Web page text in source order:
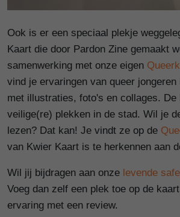
Ook is er een speciaal plekje
Kaart die door Pardon Zine gemaakt
samenwerking met onze eigen
vind je ervaringen van queer
met illustraties, foto's en collages. De
veilige(re) plekken in de stad. Wil je
lezen? Dat kan! Je vindt ze op de
van Kwier Kaart is te herkennen aan
Wil jij bijdragen aan onze levende
Voeg dan zelf een plek toe op de
ervaring met een review.